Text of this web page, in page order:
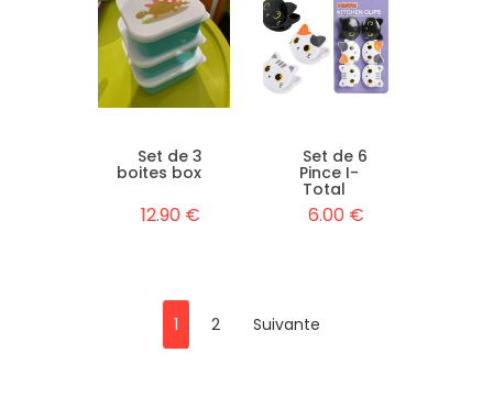
Set de 3
boites box
12.90 €
Set de 6
Pince I-
Total
6.00 €
1 2 Suivante